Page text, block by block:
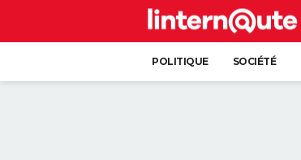
POLITIQUE SOCIÉTÉ